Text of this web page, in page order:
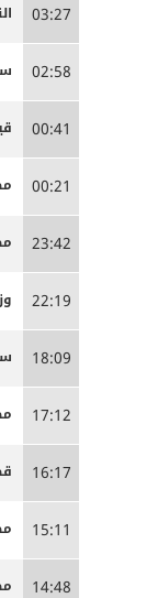
03:27
02:58
00:41
00:21
23:42
22:19
18:09
17:12
16:17
15:11
14:48